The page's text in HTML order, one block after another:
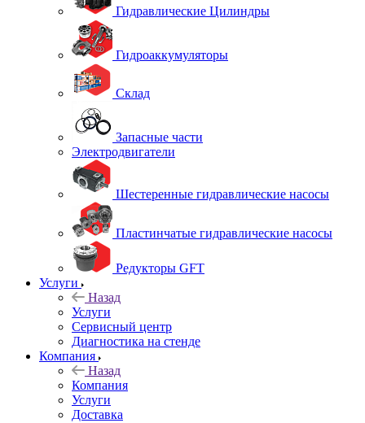
Гидравлические Цилиндры
Гидроаккумуляторы
Склад
Запасные части
Электродвигатели
Шестеренные гидравлические насосы
Пластинчатые гидравлические насосы
Редукторы GFT
Услуги
Назад
Услуги
Сервисный центр
Диагностика на стенде
Компания
Назад
Компания
Услуги
Доставка